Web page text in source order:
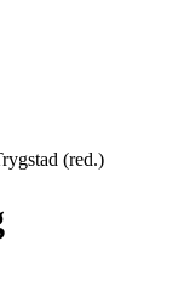
(red.)